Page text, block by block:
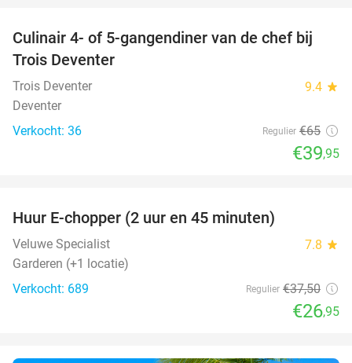
39%
Culinair 4- of 5-gangendiner van de chef bij
Trois Deventer
Trois Deventer 9.4 star
Deventer
Verkocht: 36
Regulier €65
€39,95
Huur E-chopper (2 uur en 45 minuten)
Veluwe Specialist 7.8 star
Garderen (+1 locatie)
Verkocht: 689
Regulier €37,50
€26,95